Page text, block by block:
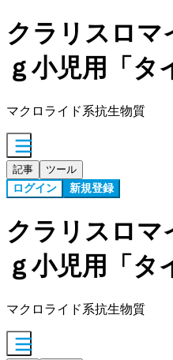
クラリスロマ
ｇ小児用「タ
マクロライド系抗生物質
記事 ツール
ログイン 新規登録
クラリスロマ
ｇ小児用「タ
マクロライド系抗生物質